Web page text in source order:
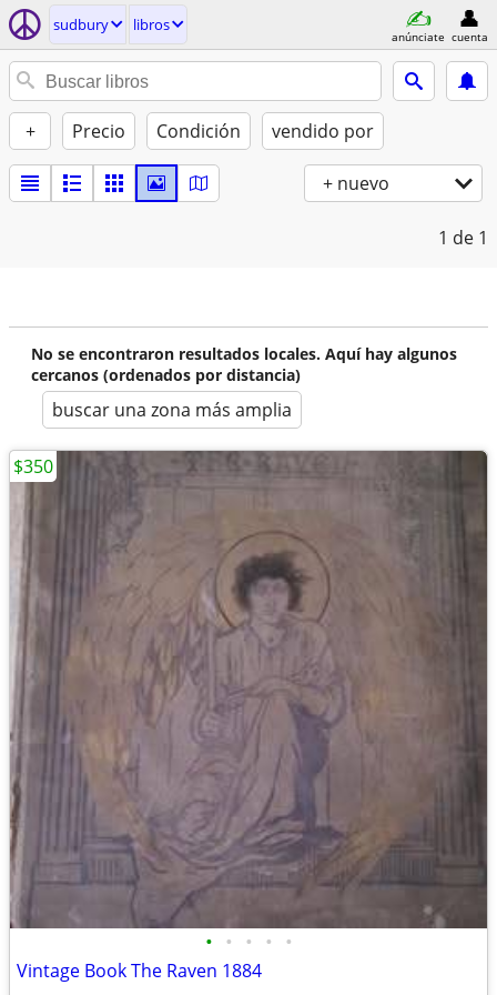
sudbury libros
anúnciate cuenta
+ Precio Condición vendido por
+ nuevo
1 de 1
No se encontraron resultados locales. Aquí hay algunos
cercanos (ordenados por distancia)
buscar una zona más amplia
• • • • •
Vintage Book The Raven 1884
$350